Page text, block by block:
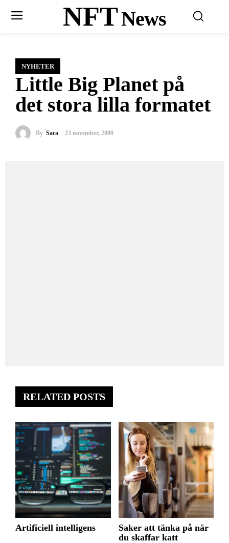
NFTNews
NYHETER
Little Big Planet på
det stora lilla formatet
By Sara 23 november, 2009
RELATED POSTS
Artificiell intelligens
Saker att tänka på när
du skaffar katt